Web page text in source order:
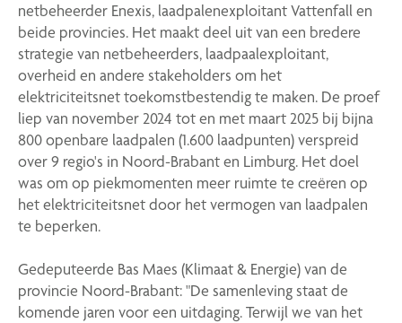
netbeheerder Enexis, laadpalenexploitant Vattenfall en
beide provincies. Het maakt deel uit van een bredere
strategie van netbeheerders, laadpaalexploitant,
overheid en andere stakeholders om het
elektriciteitsnet toekomstbestendig te maken. De proef
liep van november 2024 tot en met maart 2025 bij bijna
800 openbare laadpalen (1.600 laadpunten) verspreid
over 9 regio's in Noord-Brabant en Limburg. Het doel
was om op piekmomenten meer ruimte te creëren op
het elektriciteitsnet door het vermogen van laadpalen
te beperken.
Gedeputeerde Bas Maes (Klimaat & Energie) van de
provincie Noord-Brabant: "De samenleving staat de
komende jaren voor een uitdaging. Terwijl we van het